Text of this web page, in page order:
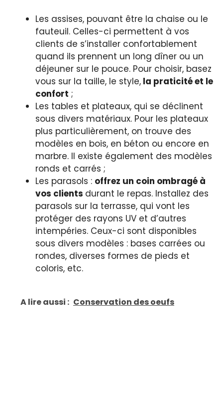
Les assises, pouvant être la chaise ou le
fauteuil. Celles-ci permettent à vos
clients de s’installer confortablement
quand ils prennent un long dîner ou un
déjeuner sur le pouce. Pour choisir, basez
vous sur la taille, le style, la praticité et le
confort ;
Les tables et plateaux, qui se déclinent
sous divers matériaux. Pour les plateaux
plus particulièrement, on trouve des
modèles en bois, en béton ou encore en
marbre. Il existe également des modèles
ronds et carrés ;
Les parasols : offrez un coin ombragé à
vos clients durant le repas. Installez des
parasols sur la terrasse, qui vont les
protéger des rayons UV et d’autres
intempéries. Ceux-ci sont disponibles
sous divers modèles : bases carrées ou
rondes, diverses formes de pieds et
coloris, etc.
A lire aussi : Conservation des oeufs